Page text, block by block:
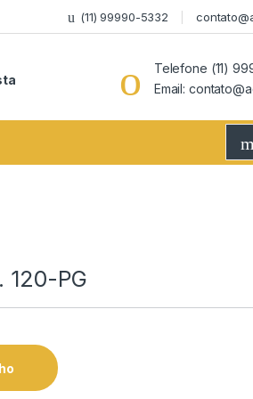
(11) 99990-5332
Telefone (11)
Email:
120-PG